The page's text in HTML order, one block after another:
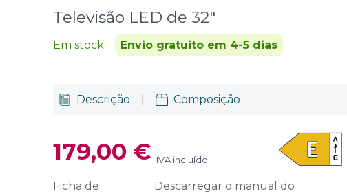
Televisão LED de 32"
Em stock Envio gratuito em 4-5 dias
Descrição Composição
179,00 € IVA incluído
Ficha de
Descarregar o manual do